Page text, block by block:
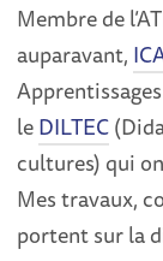
Membre de
auparavant,
leDILTEC
cultures) qui
Mes travaux,
portent sur la